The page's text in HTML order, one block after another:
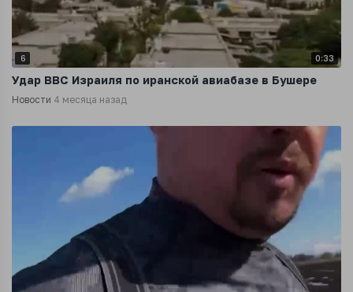
6 0:33
Удар ВВС Израиля по иранской авиабазе в Бушере
Новости 4 месяца назад